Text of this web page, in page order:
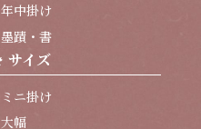
年中掛け
墨蹟・書
サイズ
ミニ掛け
大幅